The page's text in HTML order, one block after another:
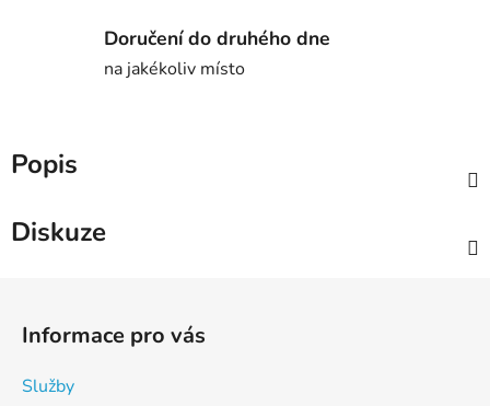
Doručení do druhého dne
na jakékoliv místo
Popis
Diskuze
Informace pro vás
Služby